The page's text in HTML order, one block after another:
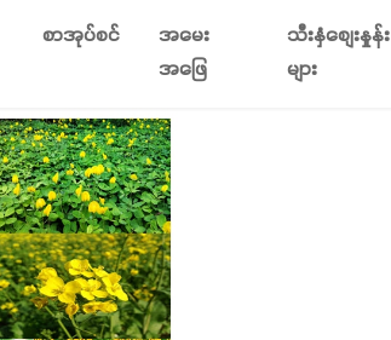
စာအုပ်စင်
အမေး
အဖြေ
သီးနှံစျေးနှုန်း
များ